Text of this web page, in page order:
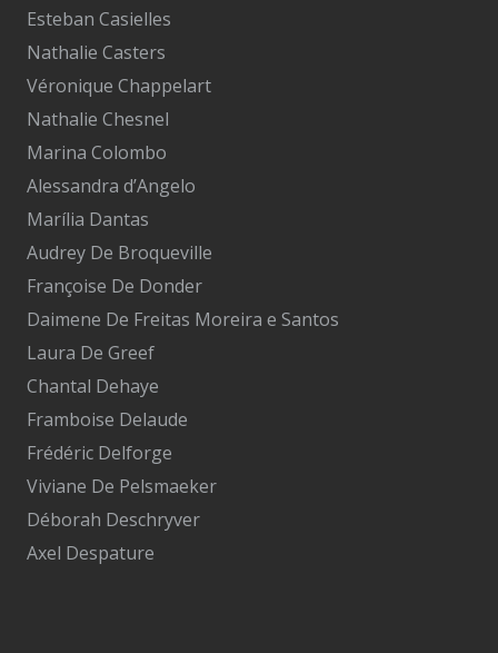
Esteban Casielles
Nathalie Casters
Véronique Chappelart
Nathalie Chesnel
Marina Colombo
Alessandra d’Angelo
Marília Dantas
Audrey De Broqueville
Françoise De Donder
Daimene De Freitas Moreira e Santos
Laura De Greef
Chantal Dehaye
Framboise Delaude
Frédéric Delforge
Viviane De Pelsmaeker
Déborah Deschryver
Axel Despature